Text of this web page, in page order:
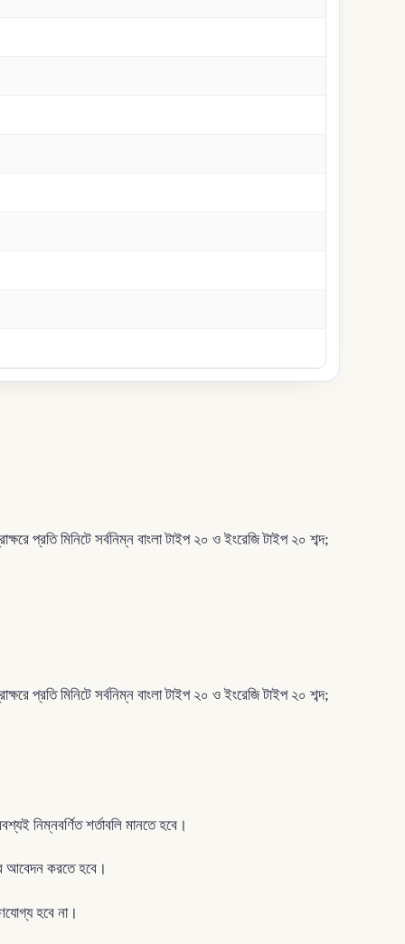
প্রতি মিনিটে সর্বনিম্ন বাংলা টাইপ ২০ ও ইংরেজি টাইপ ২০ শব্দ;
প্রতি মিনিটে সর্বনিম্ন বাংলা টাইপ ২০ ও ইংরেজি টাইপ ২০ শব্দ;
শর্তাবলি মানতে হবে।
আবেদন করতে হবে।
হবে না।